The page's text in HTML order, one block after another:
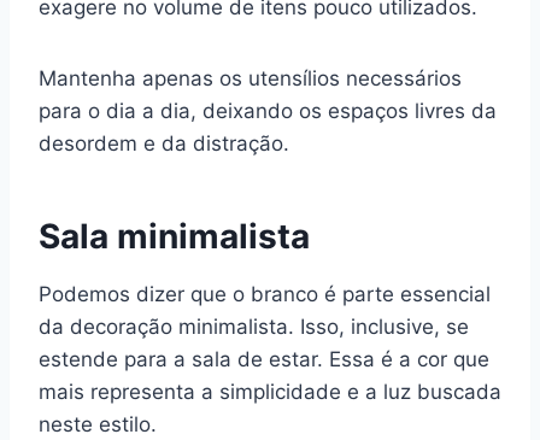
exagere no volume de itens pouco utilizados.
Mantenha apenas os utensílios necessários
para o dia a dia, deixando os espaços livres da
desordem e da distração.
Sala minimalista
Podemos dizer que o branco é parte essencial
da decoração minimalista. Isso, inclusive, se
estende para a sala de estar. Essa é a cor que
mais representa a simplicidade e a luz buscada
neste estilo.